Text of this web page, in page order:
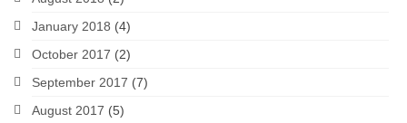
January 2018 (4)
October 2017 (2)
September 2017 (7)
August 2017 (5)